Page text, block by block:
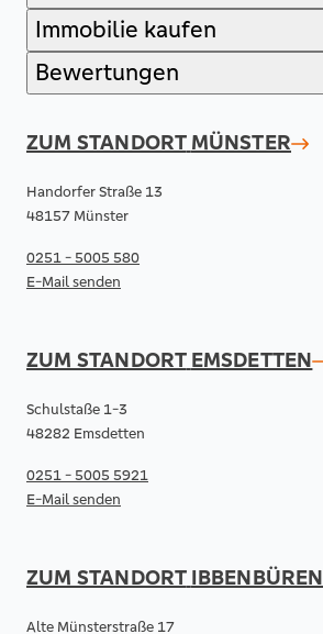
Immobilie kaufen
Bewertungen
ZUM STANDORT MÜNSTER
Handorfer Straße 13
48157 Münster
0251 - 5005 580
E-Mail senden
ZUM STANDORT EMSDETTEN
Schulstaße 1-3
48282 Emsdetten
0251 - 5005 5921
E-Mail senden
ZUM STANDORT IBBENBÜREN
Alte Münsterstraße 17